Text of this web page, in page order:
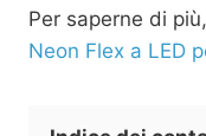
Per saperne di
Neon Flex a LED